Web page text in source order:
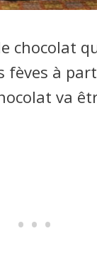
chocolat
fèves à
va